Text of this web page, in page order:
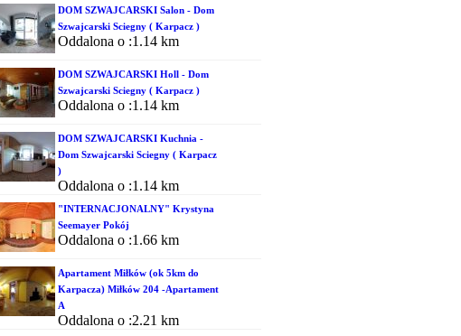
DOM SZWAJCARSKI Salon - Dom
Szwajcarski Sciegny ( Karpacz )
Oddalona o :1.14 km
DOM SZWAJCARSKI Holl - Dom
Szwajcarski Sciegny ( Karpacz )
Oddalona o :1.14 km
DOM SZWAJCARSKI Kuchnia -
Dom Szwajcarski Sciegny ( Karpacz
)
Oddalona o :1.14 km
"INTERNACJONALNY" Krystyna
Seemayer Pokój
Oddalona o :1.66 km
Apartament Miłków (ok 5km do
Karpacza) Miłków 204 -Apartament
A
Oddalona o :2.21 km